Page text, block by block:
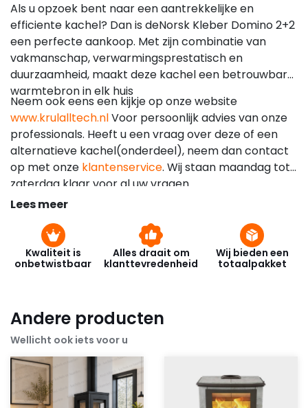
Als u opzoek bent naar een aantrekkelijke en
efficiente kachel? Dan is deNorsk Kleber Domino 2+2
een perfecte aankoop. Met zijn combinatie van
vakmanschap, verwarmingsprestatisch en
duurzaamheid, maakt deze kachel een betrouwbare
warmtebron in elk huis
Neem ook eens een kijkje op onze website
www.krulalltech.nlVoor persoonlijk advies van onze
professionals. Heeft u een vraag over deze of een
alternatieve kachel(onderdeel), neem dan contact
op met onze klantenservice. Wij staan maandag tot
zaterdag klaar voor al uw vragen.
Lees meer
Kwaliteit is
onbetwistbaar
Alles draait om
klanttevredenheid
Wij bieden een
totaalpakket
Andere producten
Wellicht ook iets voor u